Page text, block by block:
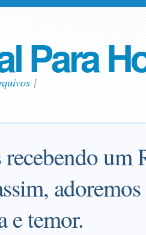
Para
]
um
e temor.